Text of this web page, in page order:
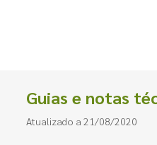
Guias e notas
Atualizado a 21/08/2020